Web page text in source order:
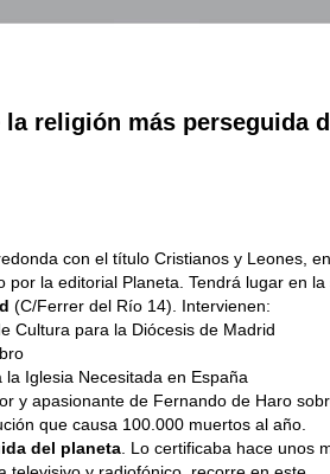
religión más perseguida
con el título Cristianos y Leones, en
la editorial Planeta. Tendrá lugar en la
(C/Ferrer del Río 14). Intervienen:
Cultura para la Diócesis de Madrid
la Iglesia Necesitada en España
y apasionante de Fernando de Haro
que causa 100.000 muertos al año.
del planeta . Lo certificaba hace unos